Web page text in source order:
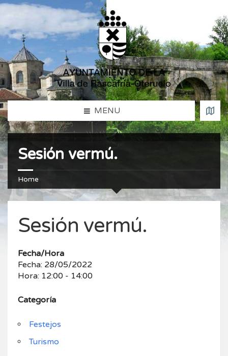
MENU
Sesión vermú.
Home
Sesión vermú.
Fecha/Hora
Fecha: 28/05/2022
Hora: 12:00 - 14:00
Categoría
Festejos
Turismo